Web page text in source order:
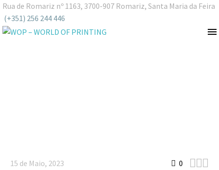
Rua de Romariz nº 1163, 3700-907 Romariz, Santa Maria da Feira
(+351) 256 244 446
0 
15 de Maio, 2023